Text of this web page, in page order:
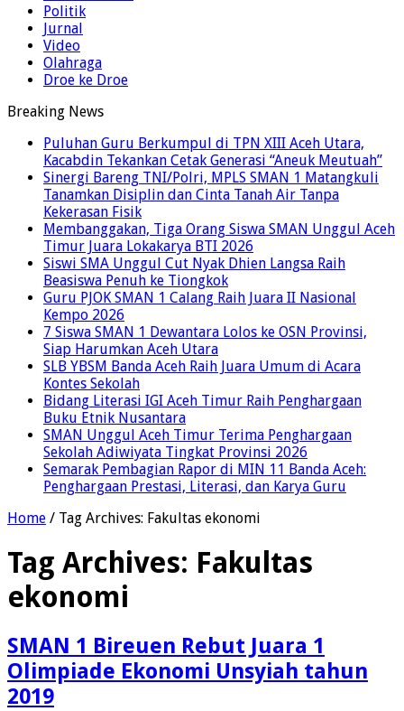
Politik
Jurnal
Video
Olahraga
Droe ke Droe
Breaking News
Puluhan Guru Berkumpul di TPN XIII Aceh Utara,
Kacabdin Tekankan Cetak Generasi “Aneuk Meutuah”
Sinergi Bareng TNI/Polri, MPLS SMAN 1 Matangkuli
Tanamkan Disiplin dan Cinta Tanah Air Tanpa
Kekerasan Fisik
Membanggakan, Tiga Orang Siswa SMAN Unggul Aceh
Timur Juara Lokakarya BTI 2026
Siswi SMA Unggul Cut Nyak Dhien Langsa Raih
Beasiswa Penuh ke Tiongkok
Guru PJOK SMAN 1 Calang Raih Juara II Nasional
Kempo 2026
7 Siswa SMAN 1 Dewantara Lolos ke OSN Provinsi,
Siap Harumkan Aceh Utara
SLB YBSM Banda Aceh Raih Juara Umum di Acara
Kontes Sekolah
Bidang Literasi IGI Aceh Timur Raih Penghargaan
Buku Etnik Nusantara
SMAN Unggul Aceh Timur Terima Penghargaan
Sekolah Adiwiyata Tingkat Provinsi 2026
Semarak Pembagian Rapor di MIN 11 Banda Aceh:
Penghargaan Prestasi, Literasi, dan Karya Guru
Home / Tag Archives: Fakultas ekonomi
Tag Archives: Fakultas
ekonomi
SMAN 1 Bireuen Rebut Juara 1
Olimpiade Ekonomi Unsyiah tahun
2019